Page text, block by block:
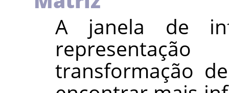
A janela de
transformação